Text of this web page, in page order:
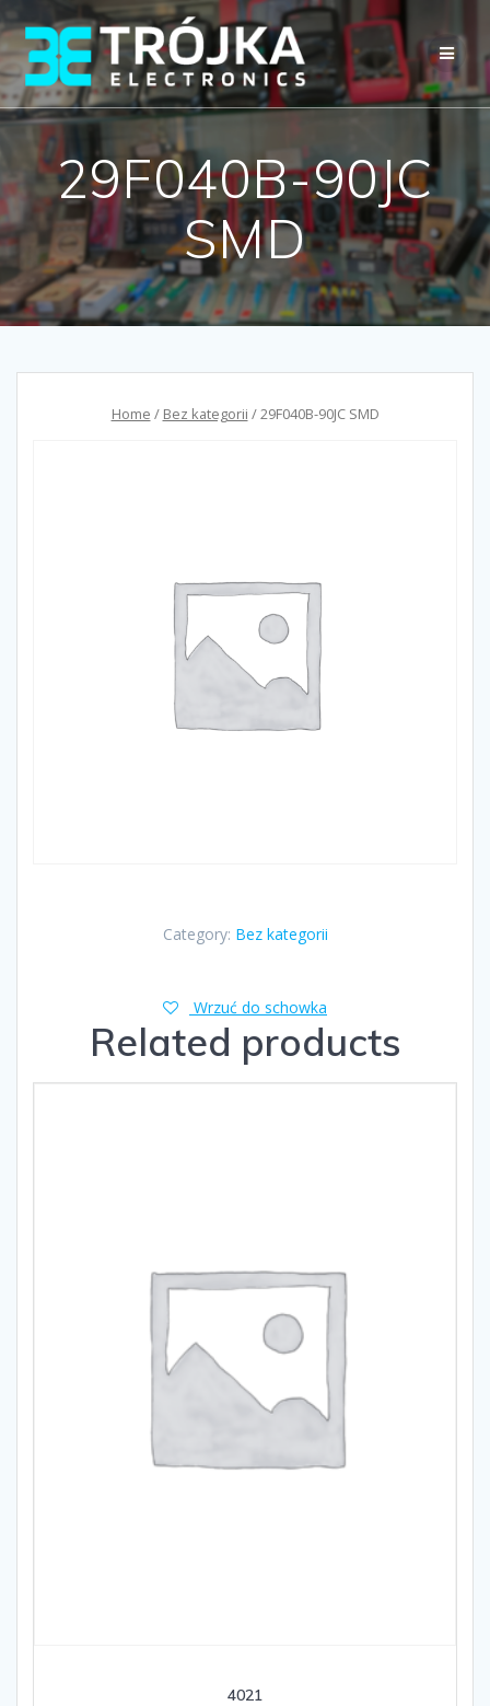
Przejdź
do
treści
29F040B-90JC
SMD
Home / Bez kategorii / 29F040B-90JC SMD
Category: Bez kategorii
Wrzuć do schowka
Related products
4021